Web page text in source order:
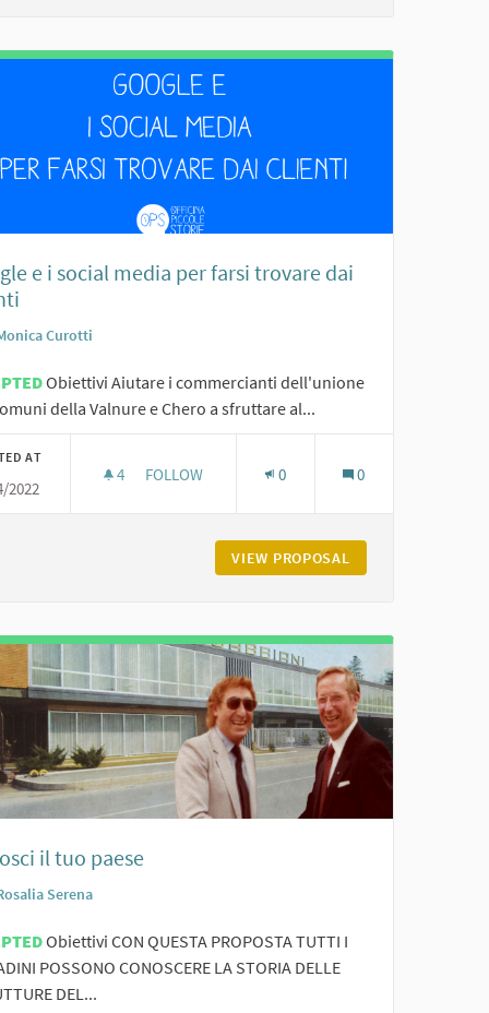
e i social media per farsi trovare dai
Curotti
Obiettivi Aiutare i commercianti dell'unione
della Valnure e Chero a sfruttare al...
AT
2022
4 4 FOLLOWERS
FOLLOW 0 0
VIEW PROPOSAL
il tuo paese
Serena
Obiettivi CON QUESTA PROPOSTA TUTTI I
POSSONO CONOSCERE LA STORIA DELLE
DEL...